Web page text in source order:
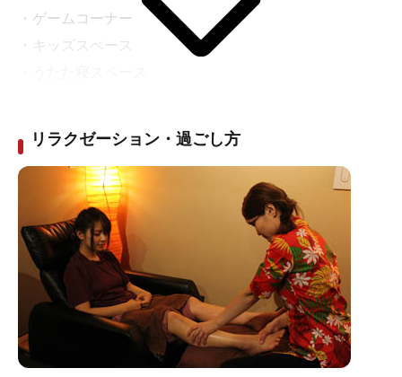
・ゲームコーナー
・キッズスぺース
また、お土産、地元の青果、パンの販売などもございま
す。
他にも色々な設備がございます。
・最新コインマッサージ
・「瓶ジュース」「牛乳」自販機
・「水素水」コイン式自販機
リラクゼーション・過ごし方